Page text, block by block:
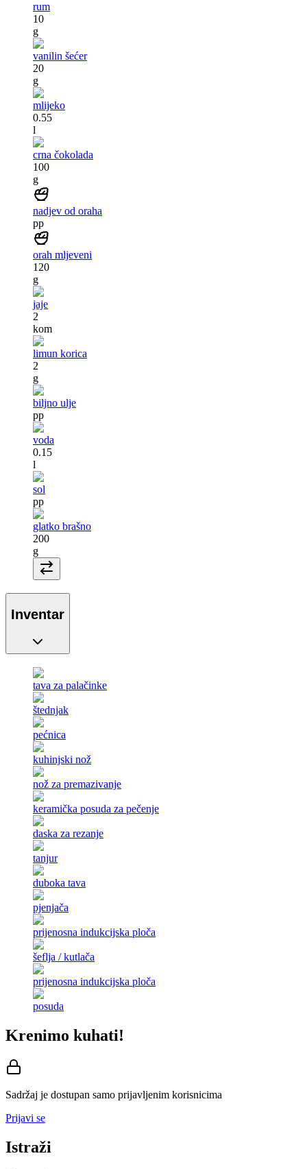
rum
10
g
vanilin šećer
20
g
mlijeko
0.55
l
crna čokolada
100
g
nadjev od oraha
pp
orah mljeveni
120
g
jaje
2
kom
limun korica
2
g
biljno ulje
pp
voda
0.15
l
sol
pp
glatko brašno
200
g
Inventar
tava za palačinke
štednjak
pećnica
kuhinjski nož
nož za premazivanje
keramička posuda za pečenje
daska za rezanje
tanjur
duboka tava
pjenjača
prijenosna indukcijska ploča
šeflja / kutlača
prijenosna indukcijska ploča
posuda
Krenimo kuhati!
Sadržaj je dostupan samo prijavljenim korisnicima
Prijavi se
Istraži